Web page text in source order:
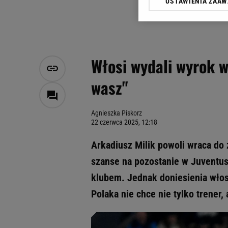
Włosi wydali wyrok
wasz"
Agnieszka Piskorz
22 czerwca 2025, 12:18
Arkadiusz Milik powoli wraca do
szanse na pozostanie w
klubem. Jednak doniesienia
Polaka nie chce nie tylko
Klikając „Akceptuję”
Zaufanych Partnerów i
My, nasi Zaufani